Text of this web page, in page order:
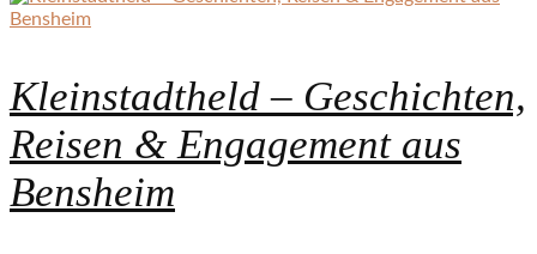
Kleinstadtheld – Geschichten,
Reisen & Engagement aus
Bensheim